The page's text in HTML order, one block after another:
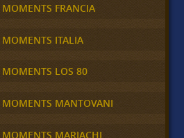
FRANCIA
ITALIA
LOS 80
MANTOVANI
MARIACHI